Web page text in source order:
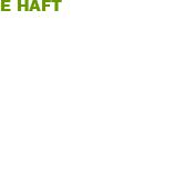
HAFT